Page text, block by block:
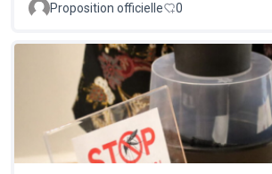
Proposition officielle
0